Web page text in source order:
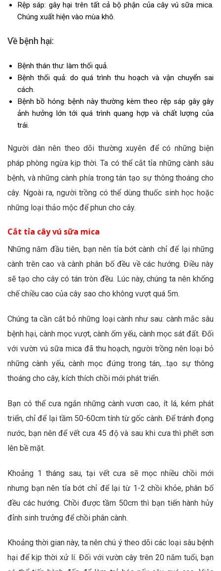
Rệp sáp: gây hại trên tất cả bộ phận của cây vú sữa mica.
Chúng xuất hiện vào mùa khô.
Về bệnh hại:
Bệnh thán thư: làm thối quả.
Bệnh thối quả: do quá trình thu hoạch và vận chuyển sai
cách.
Bệnh bồ hóng: bệnh này thường kèm theo rệp sáp gây gây
ảnh hưởng lớn tới quá trình quang hợp và chất lượng của
trái.
Người dân nên theo dõi thường xuyên để có những biện
pháp phòng ngừa kịp thời. Ta có thể cắt tỉa những cành sâu
bệnh, và những cành phía trong tán tạo sự thông thoáng cho
cây. Ngoài ra, người trồng có thể dùng thuốc sinh học hoặc
những loại thảo mộc để phun cho cây.
Cắt tỉa cây vú sữa mica
Những năm đầu tiên, bạn nên tỉa bớt cành chỉ để lại những
cành trên cao và cành phân bố đều về các hướng. Điều này
sẽ tạo cho cây có tán tròn đều. Lúc này, chúng ta nên khống
chế chiều cao của cây sao cho không vượt quá 5m.
Chúng ta cần cắt bỏ những loại cành như sau: cành mắc sâu
bệnh hại, cành mọc vượt, cành ốm yếu, cành mọc sát đất. Đối
với vườn vú sữa mica đã thu hoạch, người trồng nên loại bỏ
những cành yếu, cành mọc đứng trong tán,…tạo sự thông
thoáng cho cây, kích thích chồi mới phát triển.
Bạn có thể cưa ngắn những cành vươn cao, ít lá, kém phát
triển, chỉ để lại tầm 50-60cm tính từ gốc cành. Để tránh đọng
nước, bạn nên để vết cưa 45 độ và sau khi cưa thì phết sơn
lên bề mặt.
Khoảng 1 tháng sau, tại vết cưa sẽ mọc nhiều chồi mới
nhưng bạn nên tỉa bớt chỉ để lại từ 1-2 chồi khỏe, phân bố
đều các hướng. Chồi được tầm 50cm thì bạn tiến hành hủy
đỉnh sinh trưởng để chồi phân cành.
Khoảng thời gian này, ta nên chú ý theo dõi các loại sâu bệnh
hại để kịp thời xử lí. Đối với vườn cây trên 20 năm tuổi, bạn